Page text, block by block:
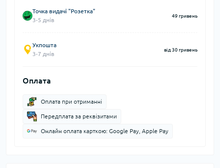
Точка видачі "Розетка"
3-5 днів
49 гривень
Укпошта
3-7 днів
від 30 гривень
Оплата
Оплата при отриманні
Передплата за реквізитами
Онлайн оплата карткою: Google Pay, Apple Pay